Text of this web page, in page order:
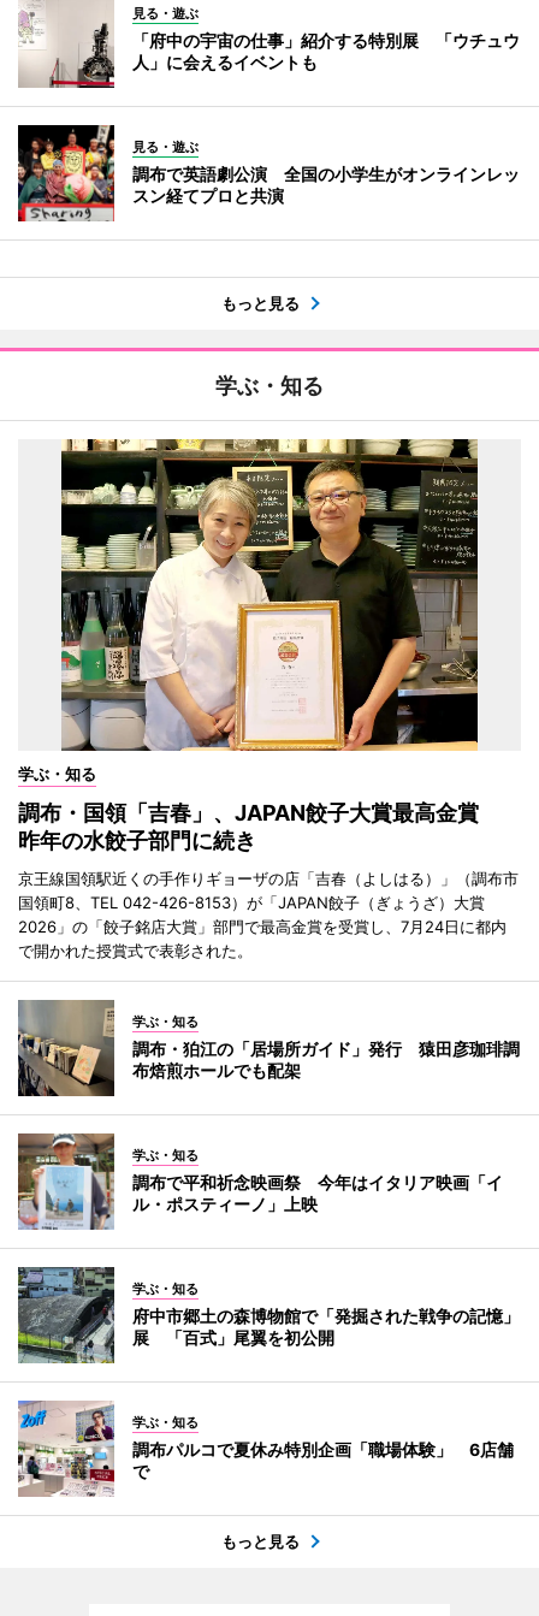
見る・遊ぶ
「府中の宇宙の仕事」紹介する特別展 「ウチュウ
人」に会えるイベントも
見る・遊ぶ
調布で英語劇公演 全国の小学生がオンラインレッ
スン経てプロと共演
もっと見る
学ぶ・知る
学ぶ・知る
調布・国領「吉春」、JAPAN餃子大賞最高金賞
昨年の水餃子部門に続き
京王線国領駅近くの手作りギョーザの店「吉春（よしはる）」（調布市
国領町8、TEL 042-426-8153）が「JAPAN餃子（ぎょうざ）大賞
2026」の「餃子銘店大賞」部門で最高金賞を受賞し、7月24日に都内
で開かれた授賞式で表彰された。
学ぶ・知る
調布・狛江の「居場所ガイド」発行 猿田彦珈琲調
布焙煎ホールでも配架
学ぶ・知る
調布で平和祈念映画祭 今年はイタリア映画「イ
ル・ポスティーノ」上映
学ぶ・知る
府中市郷土の森博物館で「発掘された戦争の記憶」
展 「百式」尾翼を初公開
学ぶ・知る
調布パルコで夏休み特別企画「職場体験」 6店舗
で
もっと見る